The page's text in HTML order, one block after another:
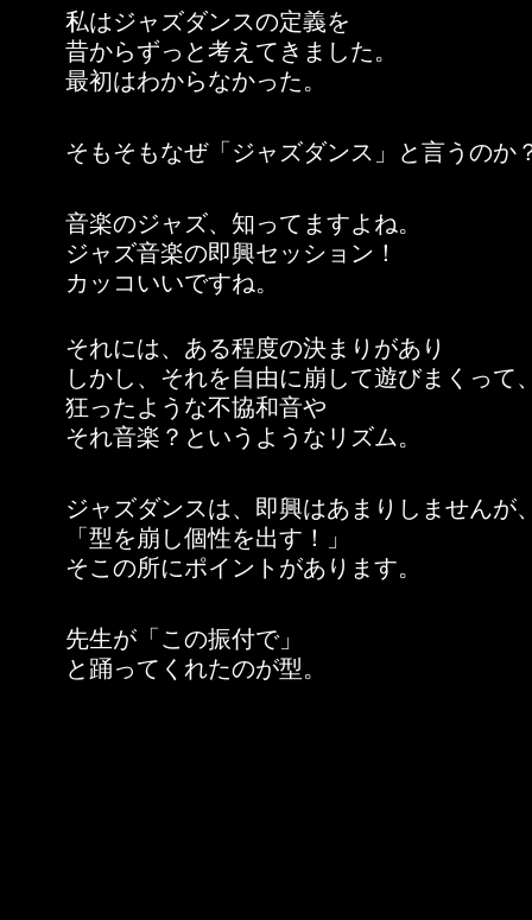
私はジャズダンスの定義を
昔からずっと考えてきました。
最初はわからなかった。
そもそもなぜ「ジャズダンス」と言うのか
音楽のジャズ、知ってますよね。
ジャズ音楽の即興セッション！
カッコいいですね。
それには、ある程度の決まりがあり
しかし、それを自由に崩して遊びまくって
狂ったような不協和音や
それ音楽？というようなリズム。
ジャズダンスは、即興はあまりしませんが
「型を崩し個性を出す！」
そこの所にポイントがあります。
先生が「この振付で」
と踊ってくれたのが型。